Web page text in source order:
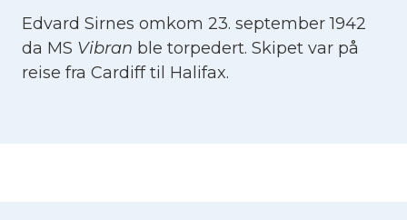
Edvard Sirnes omkom 23. september 1942
da MS Vibran ble torpedert. Skipet var på
reise fra Cardiff til Halifax.